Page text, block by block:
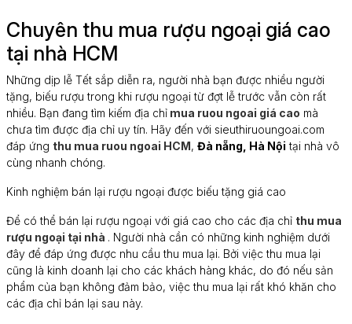
Chuyên thu mua rượu ngoại giá cao
tại nhà HCM
Những dịp lễ Tết sắp diễn ra, người nhà bạn được nhiều người
tặng, biếu rượu trong khi rượu ngoại từ đợt lễ trước vẫn còn rất
nhiều. Bạn đang tìm kiếm địa chỉ mua ruou ngoai giá cao mà
chưa tìm được địa chỉ uy tín. Hãy đến với sieuthiruoungoai.com
đáp ứng thu mua ruou ngoai HCM, Đà nẵng, Hà Nội tại nhà vô
cùng nhanh chóng.
Kinh nghiệm bán lại rượu ngoại được biếu tặng giá cao
Để có thể bán lại rượu ngoại với giá cao cho các địa chỉ thu mua
rượu ngoại tại nhà . Người nhà cần có những kinh nghiệm dưới
đây để đáp ứng được nhu cầu thu mua lại. Bởi việc thu mua lại
cũng là kinh doanh lại cho các khách hàng khác, do đó nếu sản
phẩm của bạn không đảm bảo, việc thu mua lại rất khó khăn cho
các địa chỉ bán lại sau này.